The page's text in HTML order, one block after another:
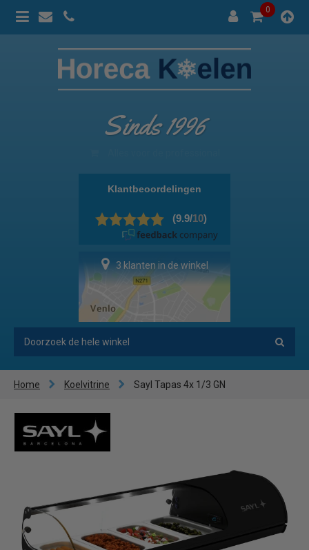
0
Sinds 1996
3 klanten in de winkel
Home Koelvitrine Sayl Tapas 4x 1/3 GN